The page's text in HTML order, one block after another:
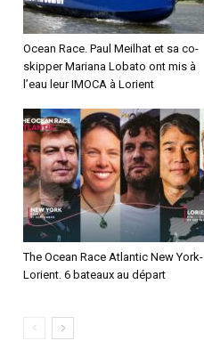
Ocean Race. Paul Meilhat et sa co-
skipper Mariana Lobato ont mis à
l’eau leur IMOCA à Lorient
The Ocean Race Atlantic New York-
Lorient. 6 bateaux au départ